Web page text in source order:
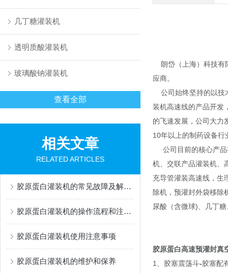
几丁糖灌装机
透明质酸灌装机
玻璃酸钠灌装机
查看全部
相关文章
RELATED ARTICLES
胶原蛋白灌装机的常见故障及解决办法有哪些？
胶原蛋白灌装机的操作流程和注意事项
胶原蛋白灌装机使用注意事项
胶原蛋白灌装机的维护和保养
朗岱（上海）科技有
应商。
公司始终坚持的以技
装机高速线的产品开发
的飞速发展，公司大力
10年以上的制药设备行
公司目前的核心产品
机、交联产品灌装机、
充导管灌装高速线，生
除机，预灌封外袋移
尿酸（含微球)、几丁
胶原蛋白高速预灌封真
1、胶塞震荡斗-胶塞配